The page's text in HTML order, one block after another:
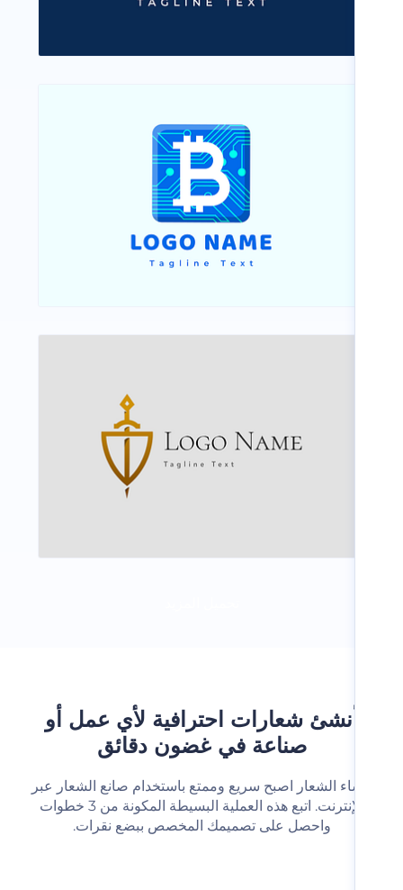
شعارات احترافية لأي عمل أو
صناعة في غضون دقائق
الشعار اصبح سريع وممتع باستخدام صانع الشعار عبر
الإنترنت. اتبع هذه العملية البسيطة المكونة من 3 خطوات
واحصل على تصميمك المخصص ببضع نقرات.‬